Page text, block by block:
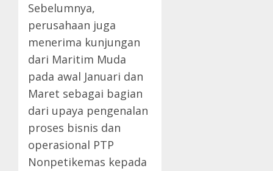
Sebelumnya,
perusahaan juga
menerima kunjungan
dari Maritim Muda
pada awal Januari dan
Maret sebagai bagian
dari upaya pengenalan
proses bisnis dan
operasional PTP
Nonpetikemas kepada